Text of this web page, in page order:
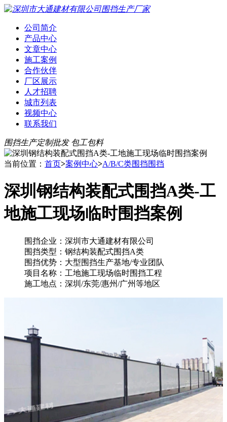
公司简介
产品中心
文章中心
施工案例
合作伙伴
厂区展示
人才招聘
城市列表
视频中心
联系我们
围挡生产定制批发 包工包料
当前位置： 首页>案例中心>A/B/C类围挡围挡
深圳钢结构装配式围挡A类-工
地施工现场临时围挡案例
围挡企业：深圳市大通建材有限公司
围挡类型：钢结构装配式围挡A类
围挡优势：大型围挡生产基地/专业团队
项目名称：工地施工现场临时围挡工程
施工地点：深圳/东莞/惠州/广州等地区